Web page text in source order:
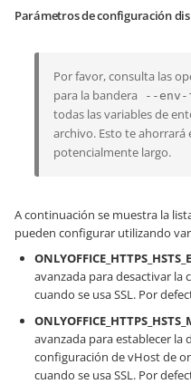
Parámetros de configuración
Por favor, consulta las
para la bandera
--
todas las variables de
archivo. Esto te
potencialmente largo.
A continuación se muestra la
pueden configurar utilizando
avanzada para desactivar la
cuando se usa SSL. Por
avanzada para establecer la
configuración de vHost de
cuando se usa SSL. Por